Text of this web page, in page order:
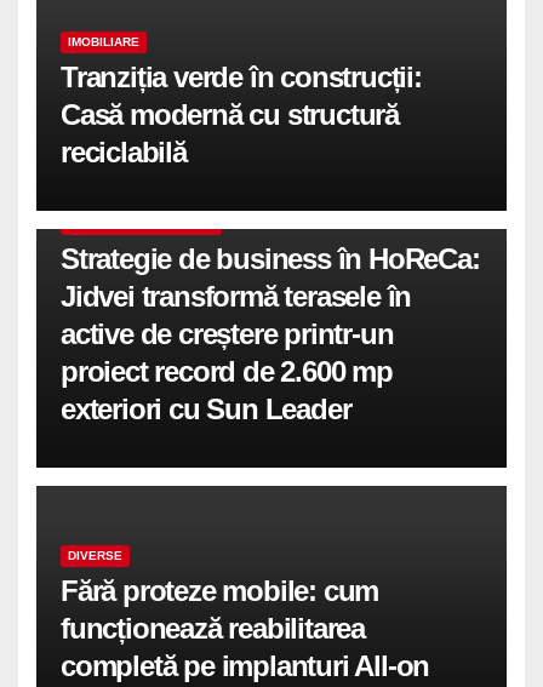
IMOBILIARE
Tranziția verde în construcții:
Casă modernă cu structură
reciclabilă
Strategie de business în HoReCa:
Jidvei transformă terasele în
active de creștere printr-un
proiect record de 2.600 mp
exteriori cu Sun Leader
DIVERSE
Fără proteze mobile: cum
funcționează reabilitarea
completă pe implanturi All-on